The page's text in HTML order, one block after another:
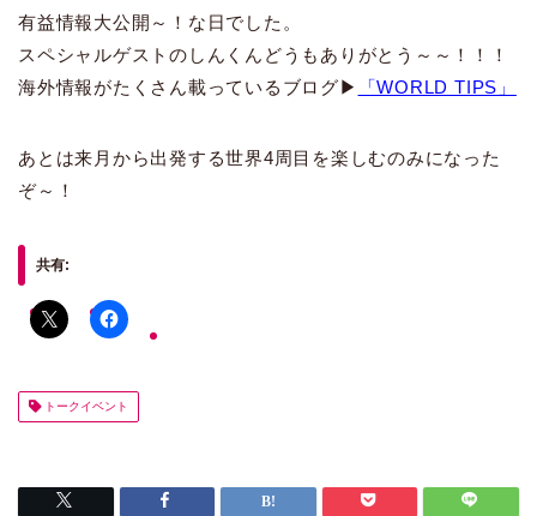
有益情報大公開～！な日でした。
スペシャルゲストのしんくんどうもありがとう～～！！！
海外情報がたくさん載っているブログ▶
「WORLD TIPS」
あとは来月から出発する世界4周目を楽しむのみになった
ぞ～！
共有:
トークイベント